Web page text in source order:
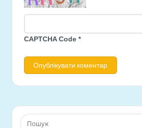
CAPTCHA Code *